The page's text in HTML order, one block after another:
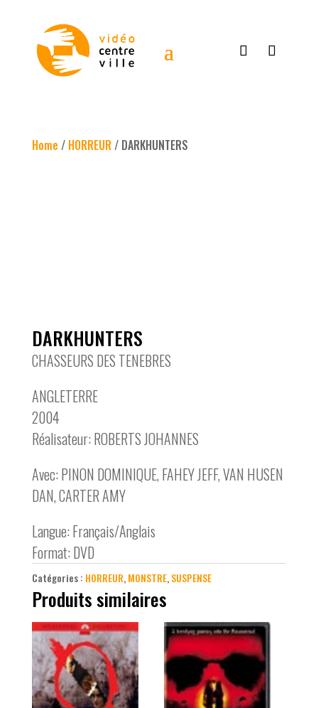
Home / HORREUR/ DARKHUNTERS
DARKHUNTERS
CHASSEURS DES TENEBRES
ANGLETERRE
2004
Réalisateur: ROBERTS JOHANNES
Avec: PINON DOMINIQUE, FAHEY JEFF, VAN HUSEN
DAN, CARTER AMY
Langue: Français/Anglais
Format: DVD
Catégories : HORREUR,MONSTRE,SUSPENSE
Produits similaires